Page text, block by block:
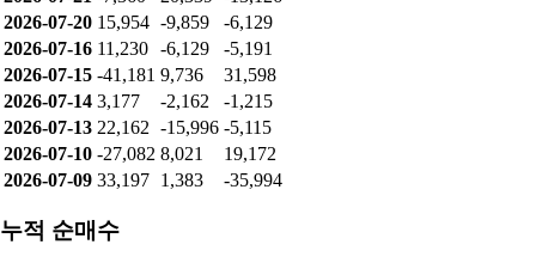
2026-08-05 -3,529 6,063
-3,647
2026-08-04 -3,655 3,061
-1,630
2026-08-03
-4,233 1,179
3,013
2026-07-31 -28,933 11,480
7,039
2026-07-30 -11,714 -8,926
10,644
2026-07-29
29,257 -12,842
-27,033
2026-07-28 56,026 -24,434
-34,004
13,347 1,372
-14,749
2026-07-24 8,928
2026-07-23
2,643